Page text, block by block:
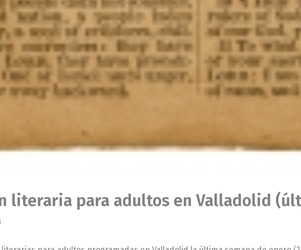
literaria para adultos en Valladolid